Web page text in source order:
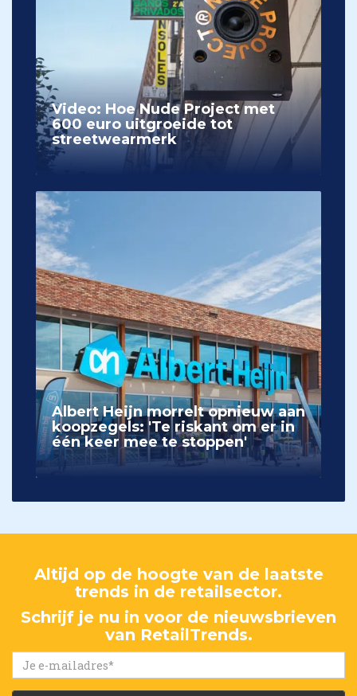
Video: Hoe Nude Project met
600 euro uitgroeide tot
streetwearmerk
Albert Heijn morrelt opnieuw aan
koopzegels: 'Te riskant om er in
één keer mee te stoppen'
Altijd op de hoogte van de laatste
trends in de retailsector.
Schrijf je nu in voor de nieuwsbrieven
van RetailTrends.